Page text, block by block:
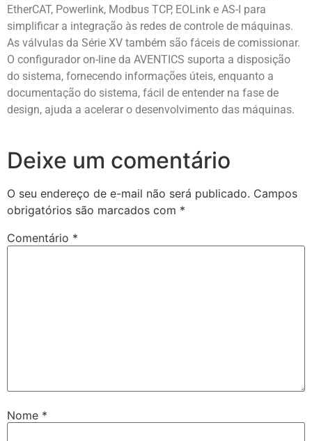
EtherCAT, Powerlink, Modbus TCP, EOLink e AS-I para
simplificar a integração às redes de controle de máquinas.
As válvulas da Série XV também são fáceis de comissionar.
O configurador on-line da AVENTICS suporta a disposição
do sistema, fornecendo informações úteis, enquanto a
documentação do sistema, fácil de entender na fase de
design, ajuda a acelerar o desenvolvimento das máquinas.
Deixe um comentário
O seu endereço de e-mail não será publicado. Campos
obrigatórios são marcados com *
Comentário *
Nome *